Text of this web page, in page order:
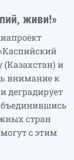
живи!»
и
внимание к
деградирует
стран
с этим